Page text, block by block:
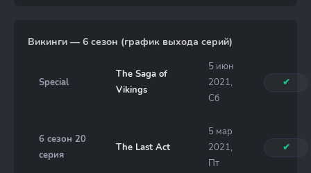
Викинги — 6 сезон (график выхода серий)
Special
The Saga of
Vikings
5 июн
2021,
Сб
✔
6 сезон 20
серия
The Last Act
5 мар
2021,
Пт
✔